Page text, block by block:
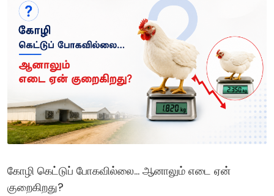
கோழி கெட்டுப் போகவில்லை... ஆனாலும் எடை ஏன்
குறைகிறது?